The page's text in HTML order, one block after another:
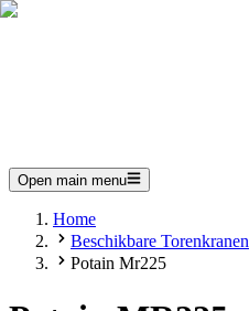
Open main menu
Home
Beschikbare Torenkranen
Potain Mr225